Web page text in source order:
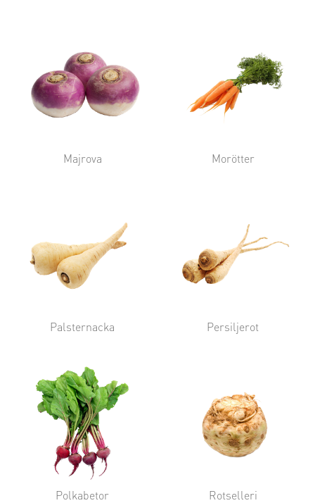
Majrova Morötter
Palsternacka Persiljerot
Polkabetor Rotselleri